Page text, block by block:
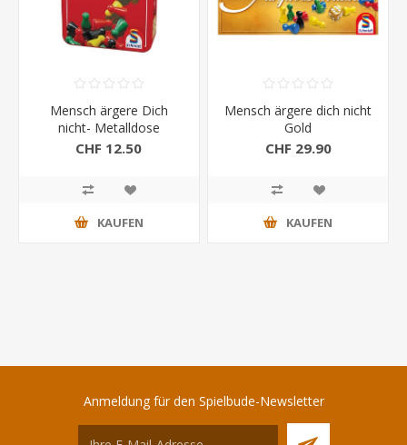
Mensch ärgere Dich
nicht- Metalldose
CHF 12.50
KAUFEN
Mensch ärgere dich nicht
Gold
CHF 29.90
KAUFEN
Anmeldung für den Spielbude-Newsletter